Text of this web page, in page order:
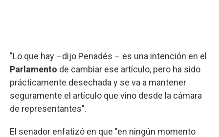
"Lo que hay –dijo Penadés – es una intención en el
Parlamento de cambiar ese artículo, pero ha sido
prácticamente desechada y se va a mantener
seguramente el artículo que vino desde la cámara
de representantes".
El senador enfatizó en que "en ningún momento